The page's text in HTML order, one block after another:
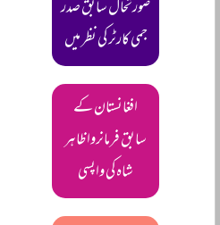
صورتحال سابق صدر
جمی کارٹر کی نظر میں
افغانستان کے
سابق فرمانروا ظاہر
شاہ کی واپسی